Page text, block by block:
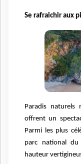
Se rafraichir aux
Paradis naturels
offrent un
Parmi les plus
parc national
hauteur